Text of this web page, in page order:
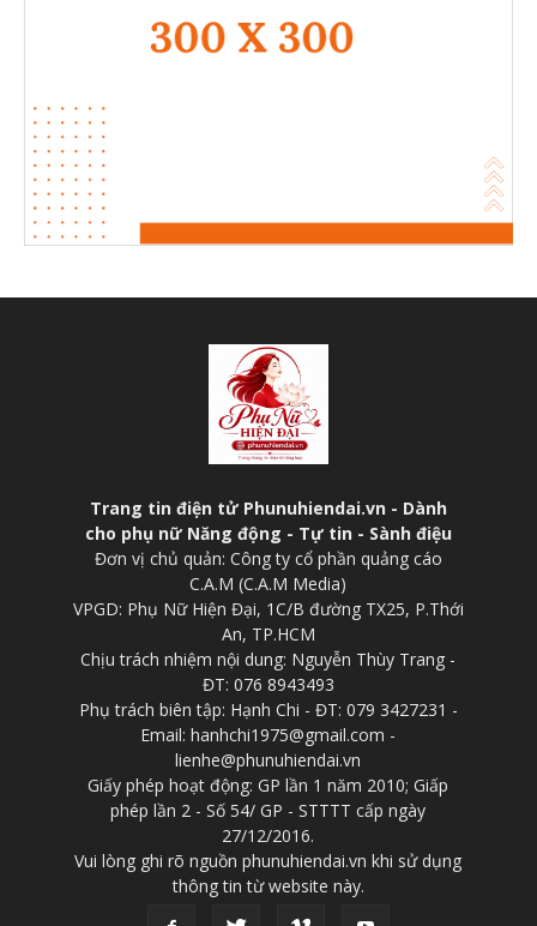
Trang tin điện tử Phunuhiendai.vn - Dành
cho phụ nữ Năng động - Tự tin - Sành điệu
Đơn vị chủ quản: Công ty cổ phần quảng cáo
C.A.M (C.A.M Media)
VPGD: Phụ Nữ Hiện Đại, 1C/B đường TX25, P.Thới
An, TP.HCM
Chịu trách nhiệm nội dung: Nguyễn Thùy Trang -
ĐT: 076 8943493
Phụ trách biên tập: Hạnh Chi - ĐT: 079 3427231 -
Email: hanhchi1975@gmail.com -
lienhe@phunuhiendai.vn
Giấy phép hoạt động: GP lần 1 năm 2010; Giấp
phép lần 2 - Số 54/ GP - STTTT cấp ngày
27/12/2016.
Vui lòng ghi rõ nguồn phunuhiendai.vn khi sử dụng
thông tin từ website này.